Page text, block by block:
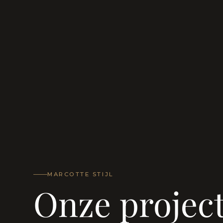
MARCOTTE STIJL
Onze